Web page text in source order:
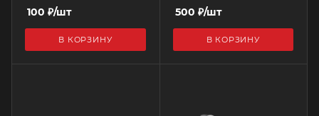
100 ₽/шт
В КОРЗИНУ
500 ₽/шт
В КОРЗИНУ